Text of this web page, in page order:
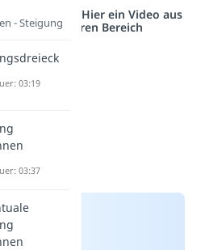
vernetzt: Hier ein Video aus
einem anderen Bereich
- Steigung
03:19
03:37